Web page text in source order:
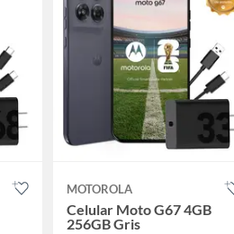
MOTOROLA
Celular Moto G67 4GB
256GB Gris